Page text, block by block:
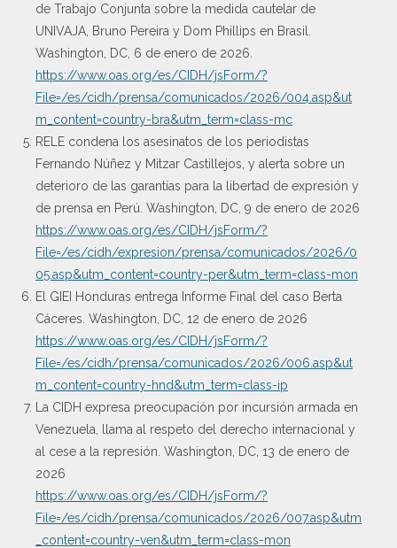
de Trabajo Conjunta sobre la medida cautelar de
UNIVAJA, Bruno Pereira y Dom Phillips en Brasil.
Washington, DC, 6 de enero de 2026.
https://www.oas.org/es/CIDH/jsForm/?
File=/es/cidh/prensa/comunicados/2026/004.asp&ut
m_content=country-bra&utm_term=class-mc
RELE condena los asesinatos de los periodistas
Fernando Núñez y Mitzar Castillejos, y alerta sobre un
deterioro de las garantías para la libertad de expresión y
de prensa en Perú. Washington, DC, 9 de enero de 2026
https://www.oas.org/es/CIDH/jsForm/?
File=/es/cidh/expresion/prensa/comunicados/2026/0
05.asp&utm_content=country-per&utm_term=class-mon
El GIEI Honduras entrega Informe Final del caso Berta
Cáceres. Washington, DC, 12 de enero de 2026
https://www.oas.org/es/CIDH/jsForm/?
File=/es/cidh/prensa/comunicados/2026/006.asp&ut
m_content=country-hnd&utm_term=class-ip
La CIDH expresa preocupación por incursión armada en
Venezuela, llama al respeto del derecho internacional y
al cese a la represión. Washington, DC, 13 de enero de
2026
https://www.oas.org/es/CIDH/jsForm/?
File=/es/cidh/prensa/comunicados/2026/007.asp&utm
_content=country-ven&utm_term=class-mon